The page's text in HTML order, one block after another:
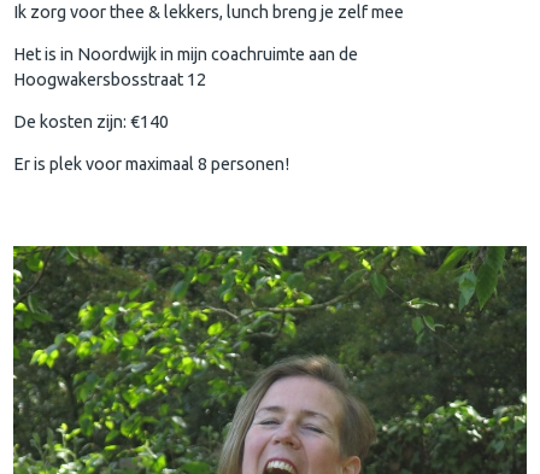
Ik zorg voor thee & lekkers, lunch breng je zelf mee
Het is in Noordwijk in mijn coachruimte aan de
Hoogwakersbosstraat 12
De kosten zijn: €140
Er is plek voor maximaal 8 personen!